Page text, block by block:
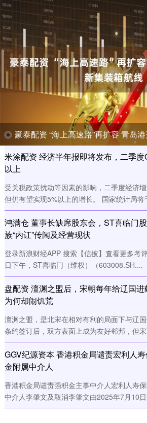
豪泰配资 “海上高速路”再扩容 青岛港
米涂配资 经济半年报即将发布，二季
以上
受关税政策扰动等因素的影响，二季度经济
但仍有望实现5%以上的增长。 国家统计局
鸿满仓 董事长缺席股东会，ST喜临门
族“内讧”传闻及经营现状
登录新浪财经APP 搜索【信披】查看更多考
日下午，ST喜临门（维权）（603008.SH....
盘配资 澶渊之盟后，宋朝每年给辽国
为何却闹饥荒
澶渊之盟，是北宋在相对有利的局面下与辽国
条约签订后，双方表面上成为友好邻邦，但
GGV纪源资本 香港积金局谴责宏利人
金附属中介人
香港积金局谴责强积金主事中介人宏利人寿
中介人李肇文及取消李肇文由2025年7月10